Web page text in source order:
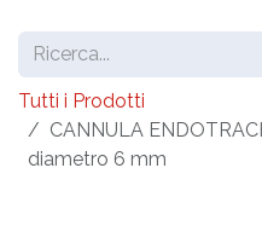
Tutti i Prodotti
CANNULA
diametro 6 mm